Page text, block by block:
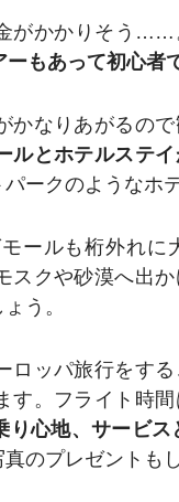
かかりそう……
もあって初心者
なりあがるので
ルとホテルステ
ークのようなホ
ールも桁外れに
スクや砂漠へ出
う。
ッパ旅行をす
。フライト時間
り心地、サービス
のプレゼントも